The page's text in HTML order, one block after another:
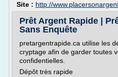
Site : http://
Prêt Argent Rapide |
Sans Enquête
pretargentrapide.ca utilise les
cryptage afin de garder toutes
confidentielles.
Dépôt très rapide